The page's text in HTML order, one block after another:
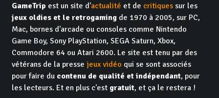
GameTrip est un site d'actualité et de critiques sur les
jeux oldies et le retrogaming de 1970 à 2005, sur PC,
Mac, bornes d'arcade ou consoles comme Nintendo
Game Boy, Sony PlayStation, SEGA Saturn, Xbox,
Commodore 64 ou Atari 2600. Le site est tenu par des
vétérans de la presse jeux vidéo qui se sont associés
pour faire du contenu de qualité et indépendant, pour
les lecteurs. Et en plus c'est gratuit, et ça le restera !